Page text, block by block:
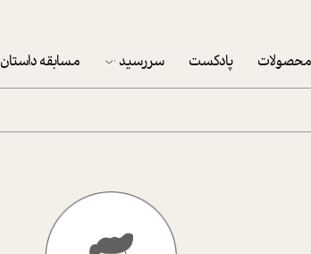
محصولات پادکست سررسید
پکيج نوروزي موفقيت
تقویم رومیزی
مسابقه داستان